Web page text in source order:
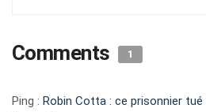
Comments 1
Ping : Robin Cotta : ce prisonnier tué